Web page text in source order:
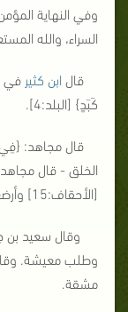
وفي النهاية
السراء، والله
قال ابن كثير في
كَبَدٍ} [البلد:4].
قال مجاهد: {
الخلق - قال
[الأحقاف:15] وأرضعته كرهًا، ومعيشته كره، فهو يكابد ذلك.
وقال سعيد بن
وطلب معيشة.
مشقة.